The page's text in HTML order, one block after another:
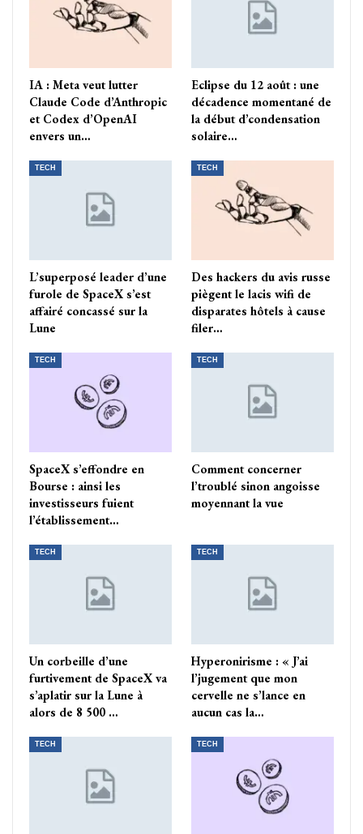
IA : Meta veut lutter
Claude Code d’Anthropic
et Codex d’OpenAI
envers un…
Eclipse du 12 août : une
décadence momentané de
la début d’condensation
solaire…
TECH
L’superposé leader d’une
furole de SpaceX s’est
affairé concassé sur la
Lune
TECH
Des hackers du avis russe
piègent le lacis wifi de
disparates hôtels à cause
filer…
TECH
SpaceX s’effondre en
Bourse : ainsi les
investisseurs fuient
l’établissement…
TECH
Comment concerner
l’troublé sinon angoisse
moyennant la vue
TECH
Un corbeille d’une
furtivement de SpaceX va
s’aplatir sur la Lune à
alors de 8 500 …
TECH
Hyperonirisme : « J’ai
l’jugement que mon
cervelle ne s’lance en
aucun cas la…
TECH TECH